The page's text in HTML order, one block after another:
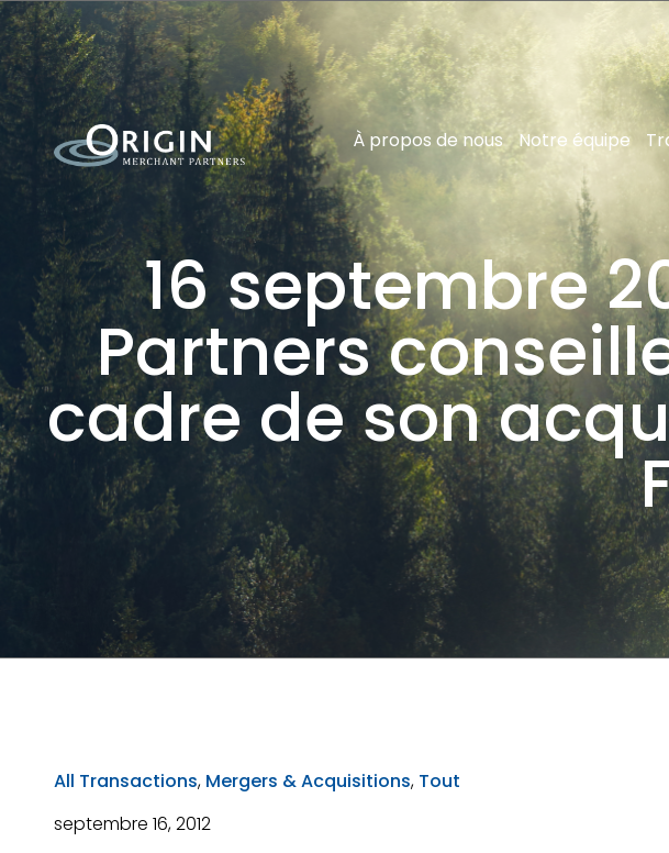
À propos de nous Notre équipe
16 septembre
Partners
cadre de son
All Transactions, Mergers & Acquisitions, Tout
septembre 16, 2012